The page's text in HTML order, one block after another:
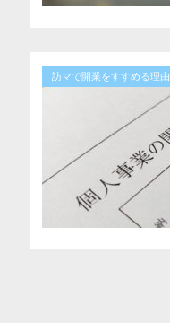
訪マで開業をすすめる理由